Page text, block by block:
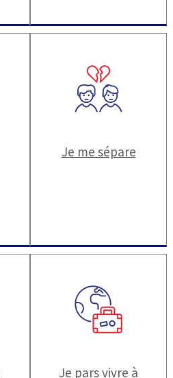
Je me sépare
Je pars vivre à